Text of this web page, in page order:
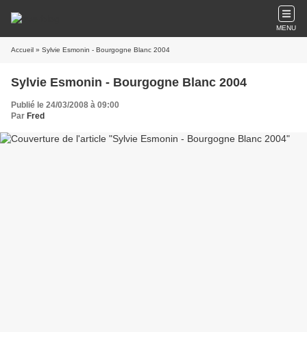
MENU
Accueil » Sylvie Esmonin - Bourgogne Blanc 2004
Sylvie Esmonin - Bourgogne Blanc 2004
Publié le 24/03/2008 à 09:00
Par Fred